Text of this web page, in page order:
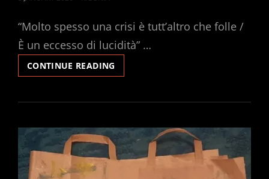
“Molto spesso una crisi è tutt’altro che folle /
È un eccesso di lucidità” …
CONTINUE READING
DELLA
INTRODUZIONE,
I